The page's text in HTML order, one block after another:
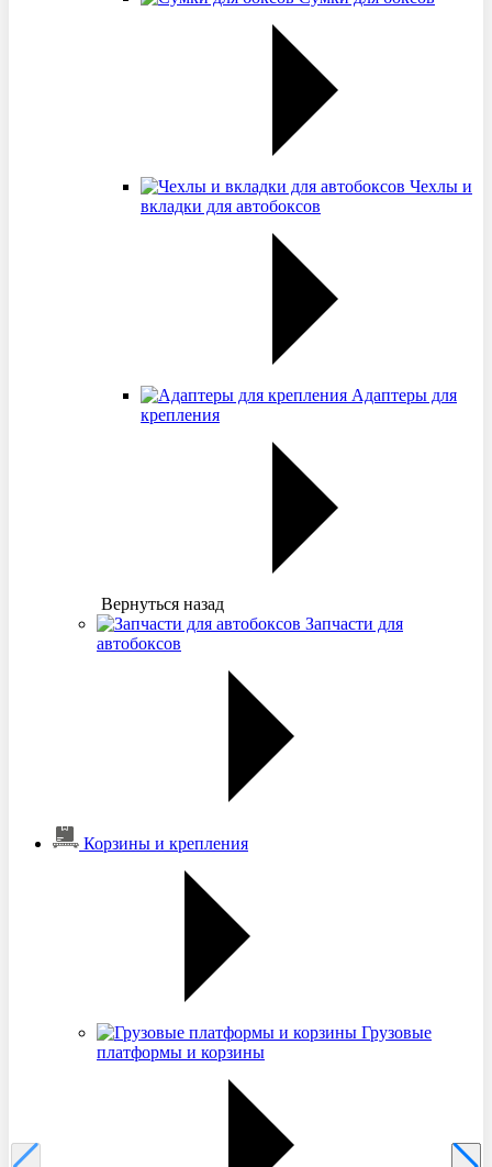
Чехлы и
вкладки для автобоксов
Адаптеры для
крепления
Вернуться назад
Запчасти для
автобоксов
Корзины и крепления
Грузовые
платформы и корзины